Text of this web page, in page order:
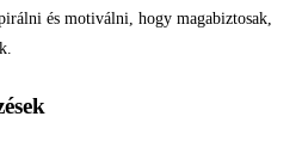
és motiválni, hogy magabiztosak,